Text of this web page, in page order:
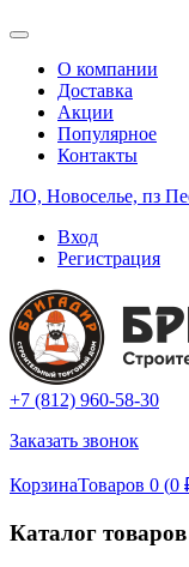
О компании
Доставка
Акции
Популярное
Контакты
ЛО, Новоселье, пз
Вход
Регистрация
+7 (812) 960-58-30
Заказать звонок
КорзинаТоваров 0 (0
Каталог товаров